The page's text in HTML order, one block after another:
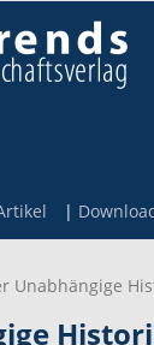
Unabhängige